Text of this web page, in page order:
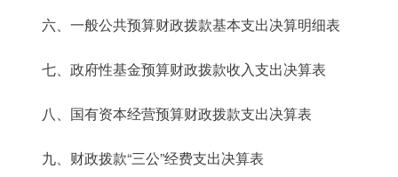
六、一般公共预算财政拨款基本支出决算明细表
七、政府性基金预算财政拨款收入支出决算表
八、国有资本经营预算财政拨款支出决算表
九、财政拨款“三公”经费支出决算表